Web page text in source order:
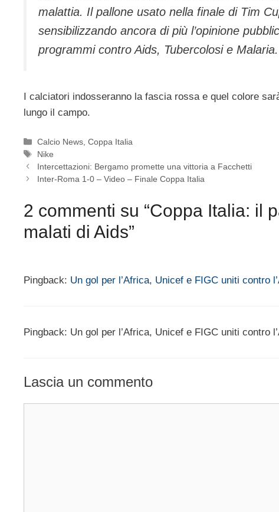
malattia. Il pallone usato nella finale di Tim
sensibilizzando ancora di più l’opinione
programmi contro Aids, Tubercolosi e Malaria.
I calciatori indosseranno la fascia rossa e quel colore
lungo il campo.
Categorie
Calcio News ,Coppa Italia
Tag
Nike
Intercettazioni: Bergamo promette una vittoria a Facchetti
Inter-Roma 1-0 – Video – Finale Coppa Italia
2 commenti su “Coppa Italia: il
malati di Aids”
Pingback: Un gol per l’Africa, Unicef e FIGC uniti contro
Pingback: Un gol per l’Africa, Unicef e FIGC uniti contro
Lascia un commento